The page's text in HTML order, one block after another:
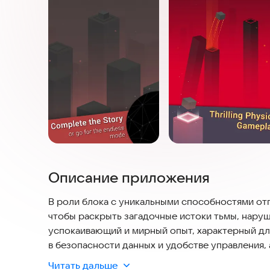
Описание приложения
В роли блока с уникальными способностями
чтобы раскрыть загадочные истоки тьмы,
успокаивающий и мирный опыт, характерный
в безопасности данных и удобстве
регулярными обновлениями и активным
Читать дальше